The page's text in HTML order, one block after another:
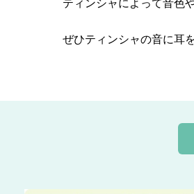
ティンシャによって音色
ぜひティンシャの音に耳